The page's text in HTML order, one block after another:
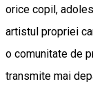
orice copil,
artistul propriei
o comunitate de
transmite mai